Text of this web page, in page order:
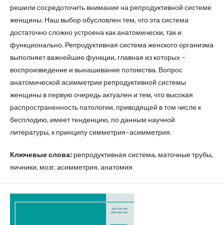
решили сосредоточить внимание на репродуктивной системе
женщины. Наш выбор обусловлен тем, что эта система
достаточно сложно устроена как анатомически, так и
функционально. Репродуктивная система женского организма
выполняет важнейшие функции, главная из которых –
воспроизведение и вынашивание потомства. Вопрос
анатомической асимметрии репродуктивной системы
женщины в первую очередь актуален и тем, что высокая
распространенность патологии, приводящей в том числе к
бесплодию, имеет тенденцию, по данным научной
литературы, к принципу симметрия–асимметрия.
Ключевые слова: репродуктивная система, маточные трубы,
яичники, мозг, асимметрия, анатомия